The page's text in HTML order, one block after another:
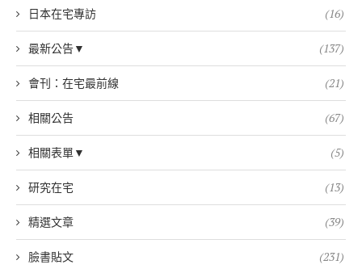
日本在宅專訪 (16)
最新公告▼ (137)
會刊：在宅最前線 (21)
相關公告 (67)
相關表單▼ (5)
研究在宅 (13)
精選文章 (39)
臉書貼文 (231)